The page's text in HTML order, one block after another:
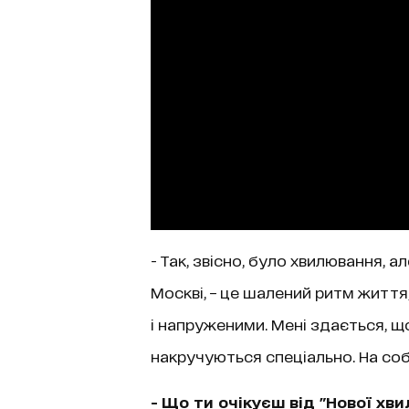
- Так, звісно, було хвилювання,
Москві, – це шалений ритм
і напруженими. Мені здається,
накручуються спеціально. На
- Що ти очікуєш від "Нової